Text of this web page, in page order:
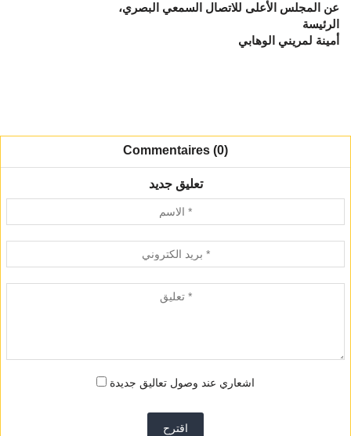
عن المجلس الأعلى للاتصال السمعي البصري،
الرئيسة
أمينة لمريني الوهابي
Commentaires (0)
تعليق جديد
اشعاري عند وصول تعاليق جديدة
اقترح